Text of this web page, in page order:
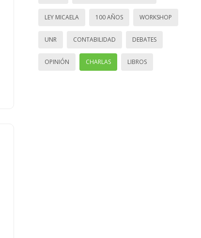
LEY MICAELA 100 AÑOS WORKSHOP
UNR CONTABILIDAD DEBATES
OPINIÓN CHARLAS LIBROS